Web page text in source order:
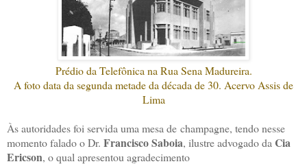
Prédio da Telefônica na Rua Sena Madureira.
A foto data da segunda metade da década de 30. Acervo Assis de
Lima
Às autoridades foi servida uma mesa de champagne, tendo nesse
momento falado o Dr. Francisco Saboia, ilustre advogado da Cia
Ericson, o qual apresentou agradecimento